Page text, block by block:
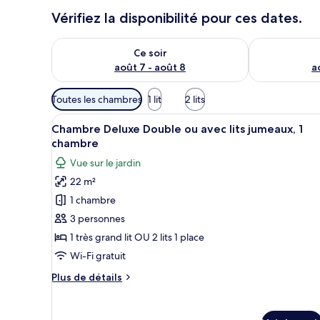
Vérifiez la disponibilité pour ces dates.
Ce soir
août 7 - août 8
Vérifier la disponibilité pour ce soir août 7 - août 8
Vérifier la
Filtres
disponibles
pour
les
chambres
Toutes les chambres 1 lit 2 lits
Afficher
toutes
les
photos
pour
ce
type
de
chambre :
Deluxe
Une chambre à coucher
6
Chambre Deluxe Double ou avec lits jumeaux, 1
chambre
Vue sur le jardin
22 m²
1 chambre
3 personnes
1 très grand lit OU 2 lits 1 place
Wi-Fi gratuit
Plus de détails
Plus